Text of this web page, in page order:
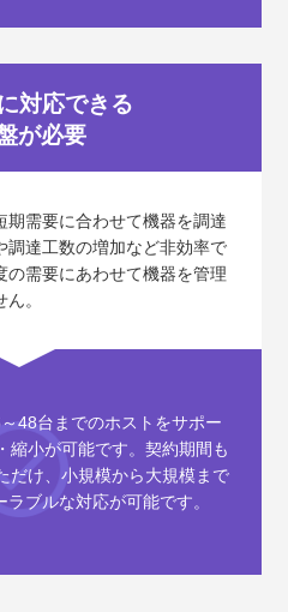
対応できる
が必要
期需要に合わせて機器を調達
調達工数の増加など非効率で
の需要にあわせて機器を管理
。
48台までのホストをサポー
縮小が可能です。契約期間も
だけ、小規模から大規模まで
ブルな対応が可能です。